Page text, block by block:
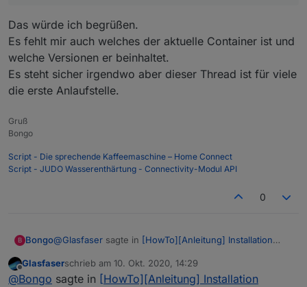
Es öffnet sich ein Wizard zum Erstellen eines
Containers. Vergebe einen Containernamen und klicke
auf den Button "Erweiterte Einstellungen".
Kontrollkästchen "Automatischen Neustart aktivieren"
Das würde ich begrüßen.
Es fehlt mir auch welches der aktuelle Container ist und
welche Versionen er beinhaltet.
Es steht sicher irgendwo aber dieser Thread ist für viele
die erste Anlaufstelle.
Gruß
Bongo
Script - Die sprechende Kaffeemaschine – Home Connect
Script - JUDO Wasserenthärtung - Connectivity-Modul API
0
B Bongo@Glasfaser sagte in [HowTo][Anleitung] Installation
@andre
Offline
Glasfaserschrieb am 10. Okt. 2020, 14:29
zuletzt editiert von
@Bongo sagte in [HowTo][Anleitung] Installation